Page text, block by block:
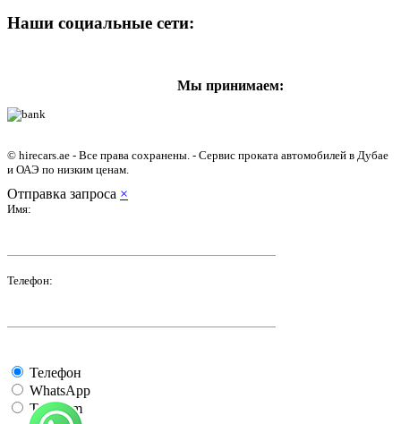
Наши социальные сети:
Мы принимаем:
© hirecars.ae - Все права сохранены. - Сервис проката автомобилей в Дубае
и ОАЭ по низким ценам.
Отправка запроса ×
Имя:
Телефон:
Телефон
WhatsApp
Telegram